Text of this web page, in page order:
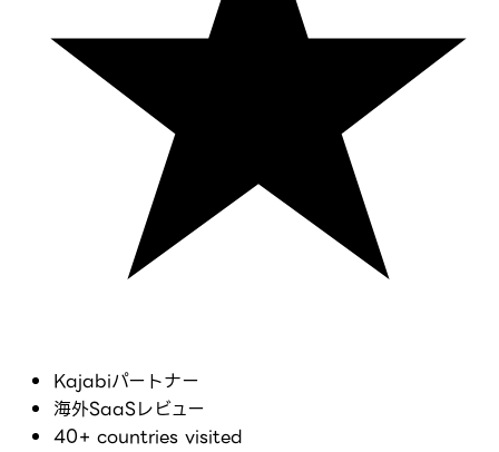
Kajabiパートナー
海外SaaSレビュー
40+ countries visited